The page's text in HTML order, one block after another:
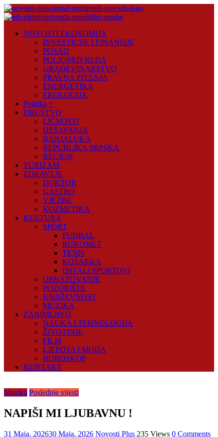
Skip
to
Plus
NOVOSTI EKONOMIJA
INVESTICIJE I FINANSIJE
POSAO
POLJOPRIVREDA
GRAĐEVINARSTVO
PRAVNA PITANJA
ENERGETIKA
EKOLOGIJA
Politika +
DRUŠTVO
LIČNOSTI
DEŠAVANJA
BANJALUKA
REPUBLIKA SRPSKA
REGION
TURIZAM
ZDRAVLJE
DOKTOR
GASTRO
VJEŽBE
KOZMETIKA
KULTURA
SPORT
FUDBAL
RUKOMET
TENIS
KOŠARKA
OSTALI SPORTOVI
OBRAZOVANJE
POZORIŠTE
KNJIŽEVNOST
MUZIKA
ZANIMLJIVO
NAUKA I TEHNOLOGIJA
ŽIVOTINJE
FILM
LJEPOTA I MODA
HOROSKOP
KONTAKT
Muzika Poslednje vijesti
NAPIŠI MI LJUBAVNU !
31 Maja, 202630 Maja, 2026 Novosti Plus 235 Views 0 Comments